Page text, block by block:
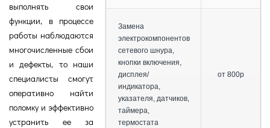
Замена
электрокомпонентов
сетевого шнура,
кнопки включения,
дисплея/
индикатора,
указателя, датчиков,
таймера,
термостата
от 800р
выполнять свои
функции, в процессе
работы наблюдаются
многочисленные сбои
и дефекты, то наши
специалисты смогут
оперативно найти
поломку и эффективно
устранить ее за